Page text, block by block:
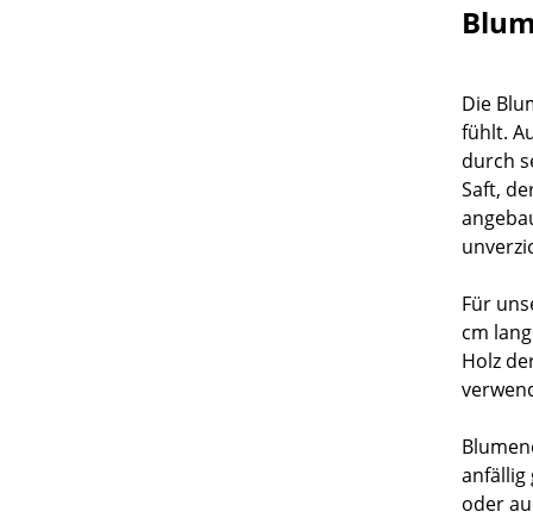
Die
fühlt.
durch
Saft,
Für
cm
Holz
anfällig
oder